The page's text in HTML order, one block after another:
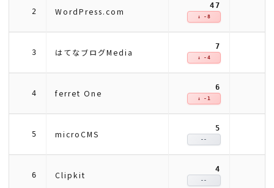
2 WordPress.com
47
↓ -8
3 はてなブログMedia
7
↓ -4
4 ferret One
6
↓ -1
5 microCMS
5
--
6 Clipkit
4
--